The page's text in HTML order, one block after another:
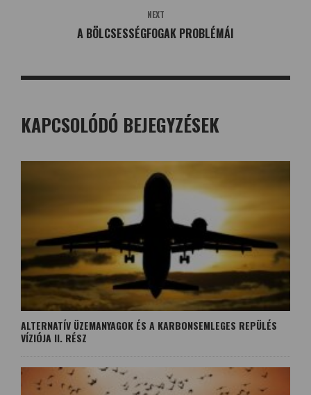
NEXT
A BÖLCSESSÉGFOGAK PROBLÉMÁI
KAPCSOLÓDÓ BEJEGYZÉSEK
ALTERNATÍV ÜZEMANYAGOK ÉS A KARBONSEMLEGES REPÜLÉS
VÍZIÓJA II. RÉSZ